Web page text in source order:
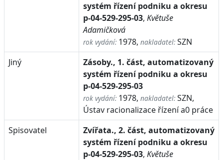
systém řízení podniku a okresu
p-04-529-295-03, Květuše
Adamičková
rok vydání: 1978, nakladatel: SZN
Jiný
Zásoby., 1. část, automatizovaný
systém řízení podniku a okresu
p-04-529-295-03
rok vydání: 1978, nakladatel: SZN,
Ústav racionalizace řízení a0 práce
Spisovatel
Zvířata., 2. část, automatizovaný
systém řízení podniku a okresu
p-04-529-295-03, Květuše